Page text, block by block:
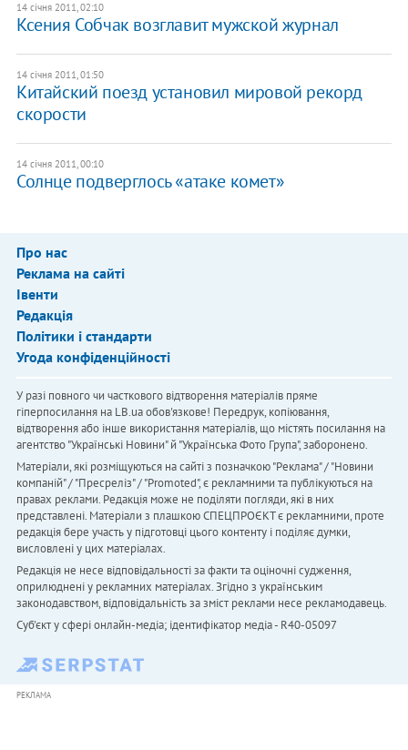
14 січня 2011, 02:10
Ксения Собчак возглавит мужской журнал
14 січня 2011, 01:50
Китайский поезд установил мировой рекорд
скорости
14 січня 2011, 00:10
Солнце подверглось «атаке комет»
Про нас
Реклама на сайті
Івенти
Редакція
Політики і стандарти
Угода конфіденційності
У разі повного чи часткового відтворення матеріалів пряме
гіперпосилання на LB.ua обов'язкове! Передрук, копіювання,
відтворення або інше використання матеріалів, що містять посилання на
агентство "Українськi Новини" й "Українська Фото Група", заборонено.
Матеріали, які розміщуються на сайті з позначкою "Реклама" / "Новини
компаній" / "Пресреліз" / "Promoted", є рекламними та публікуються на
правах реклами. Редакція може не поділяти погляди, які в них
представлені. Матеріали з плашкою СПЕЦПРОЄКТ є рекламними, проте
редакція бере участь у підготовці цього контенту і поділяє думки,
висловлені у цих матеріалах.
Редакція не несе відповідальності за факти та оціночні судження,
оприлюднені у рекламних матеріалах. Згідно з українським
законодавством, відповідальність за зміст реклами несе рекламодавець.
Cуб'єкт у сфері онлайн-медіа; ідентифікатор медіа - R40-05097
РЕКЛАМА